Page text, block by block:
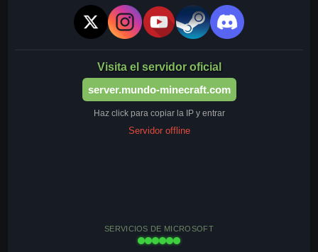
Visita el servidor oficial
server.mundo-minecraft.com
Haz click para copiar la IP y entrar
Servidor offline
SERVICIOS DE MICROSOFT